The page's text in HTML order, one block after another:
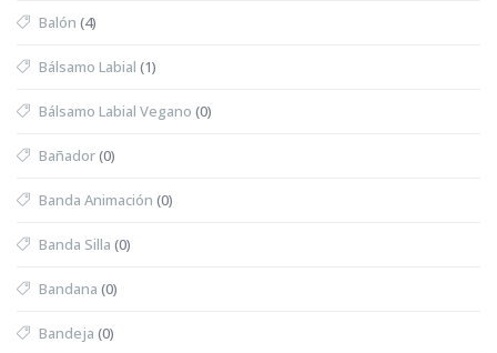
Balón (4)
Bálsamo Labial (1)
Bálsamo Labial Vegano (0)
Bañador(0)
Banda Animación (0)
Banda Silla (0)
Bandana (0)
Bandeja (0)